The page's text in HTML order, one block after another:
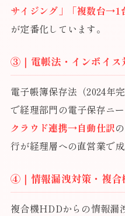
サイジング」「複数台→1
が定番化しています。
③｜電帳法・インボイス
電子帳簿保存法（2024年
で経理部門の電子保存ニ
クラウド連携→自動仕訳
行が経理層への直営業で
④｜情報漏洩対策・複合
複合機HDDからの情報漏